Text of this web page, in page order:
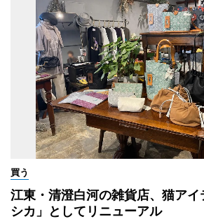
買う
江東・清澄白河の雑貨店、猫アイ
シカ」としてリニューアル